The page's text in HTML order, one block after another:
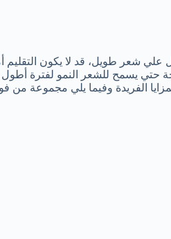
شعر طويل، قد لا يكون التقليم
حتي يسمح للشعر النمو لفترة أطول
الفريدة وفيما يلي مجموعة من